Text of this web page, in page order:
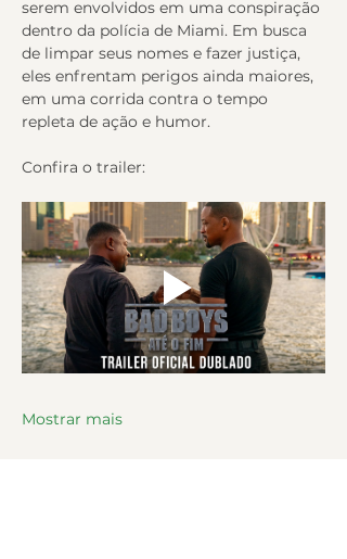
serem envolvidos em uma conspiração
dentro da polícia de Miami. Em busca
de limpar seus nomes e fazer justiça,
eles enfrentam perigos ainda maiores,
em uma corrida contra o tempo
repleta de ação e humor.
Confira o trailer:
Mostrar mais